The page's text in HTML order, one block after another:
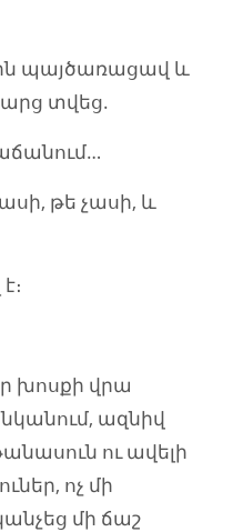
պայծառացավ և
տվեց.
թե չասի, և
խոսքի վրա
ազնիվ
ու ավելի
ոչ մի
մի ճաշ